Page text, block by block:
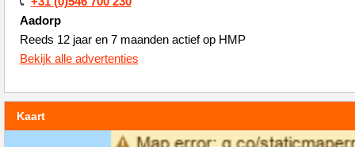
Aadorp
Reeds 12 jaar en 7 maanden actief op HMP
Bekijk alle advertenties
Kaart